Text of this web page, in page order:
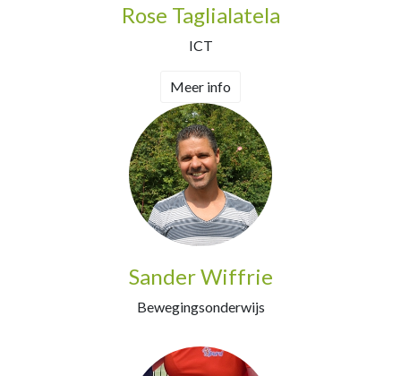
Rose Taglialatela
ICT
Meer info
Sander Wiffrie
Bewegingsonderwijs